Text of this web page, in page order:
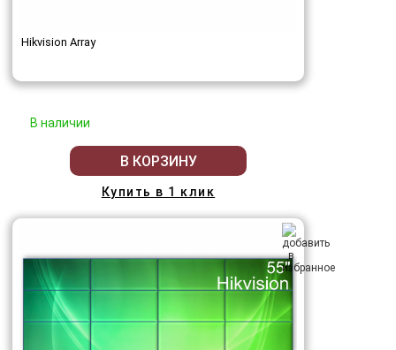
Hikvision Array
В наличии
В КОРЗИНУ
Купить в 1 клик